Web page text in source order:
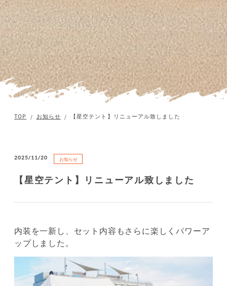
TOP お知らせ 【星空テント】リニューアル致しました
2025/11/20 お知らせ
【星空テント】リニューアル致しました
内装を一新し、セット内容もさらに楽しくパワーア
ップしました。